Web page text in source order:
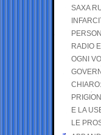
SAXA
RADIO
OGNI
E LA
LE